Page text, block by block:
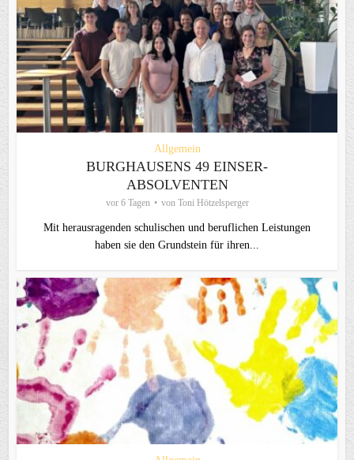
Allgemein
BURGHAUSENS 49 EINSER-
ABSOLVENTEN
vor 6 Tagen von Toni Hötzelsperger
Mit herausragenden schulischen und beruflichen Leistungen
haben sie den Grundstein für ihren...